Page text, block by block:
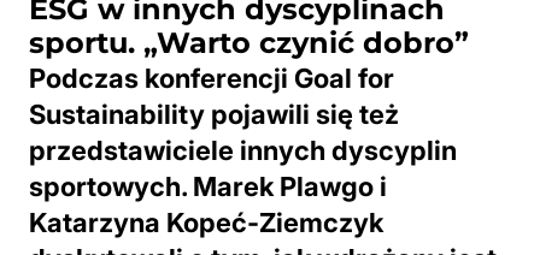
ESG w innych dyscyplinach
sportu. „Warto czynić dobro”
Podczas konferencji Goal for
Sustainability pojawili się też
przedstawiciele innych dyscyplin
sportowych. Marek Plawgo i
Katarzyna Kopeć-Ziemczyk